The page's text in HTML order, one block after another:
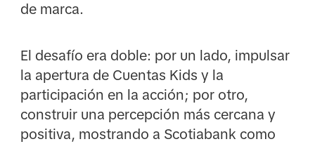
de marca.
El desafío era doble: por un lado, impulsar
la apertura de Cuentas Kids y la
participación en la acción; por otro,
construir una percepción más cercana y
positiva, mostrando a Scotiabank como